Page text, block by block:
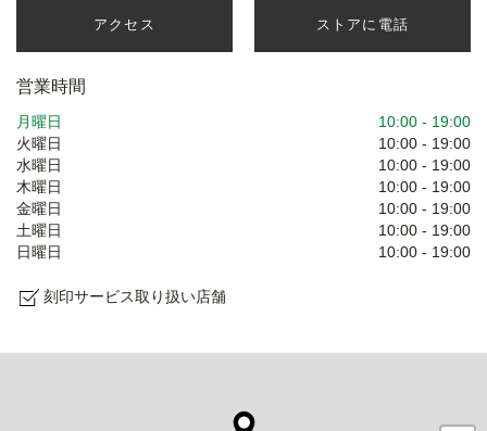
アクセス ストアに電話
営業時間
月曜日 10:00 - 19:00
火曜日
10:00 - 19:00
水曜日
10:00 - 19:00
木曜日
10:00 - 19:00
金曜日
10:00 - 19:00
土曜日
10:00 - 19:00
日曜日
10:00 - 19:00
刻印サービス取り扱い店舗